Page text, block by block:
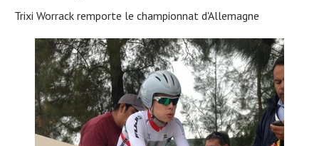
Trixi Worrack remporte le championnat d'Allemagne